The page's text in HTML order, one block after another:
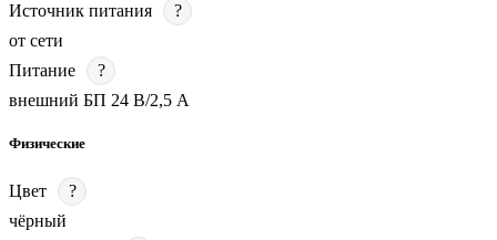
Источник питания
?
от сети
Питание
?
внешний БП 24 В/2,5 А
Физические
Цвет
?
чёрный